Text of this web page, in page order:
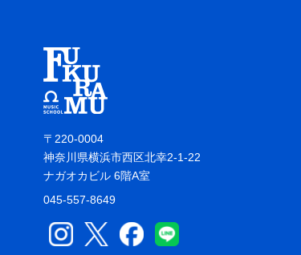
〒220-0004
神奈川県横浜市西区北幸2-1-22
ナガオカビル 6階A室
045-557-8649